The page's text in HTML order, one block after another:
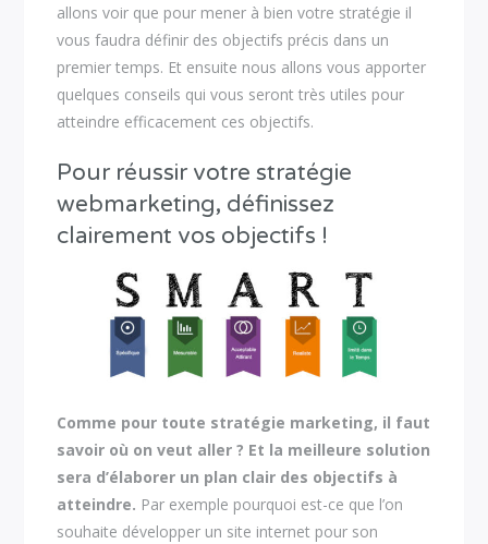
allons voir que pour mener à bien votre stratégie il
vous faudra définir des objectifs précis dans un
premier temps. Et ensuite nous allons vous apporter
quelques conseils qui vous seront très utiles pour
atteindre efficacement ces objectifs.
Pour réussir votre stratégie
webmarketing, définissez
clairement vos objectifs !
Comme pour toute stratégie marketing, il faut
savoir où on veut aller ? Et la meilleure solution
sera d’élaborer un plan clair des objectifs à
atteindre. Par exemple pourquoi est-ce que l’on
souhaite développer un site internet pour son